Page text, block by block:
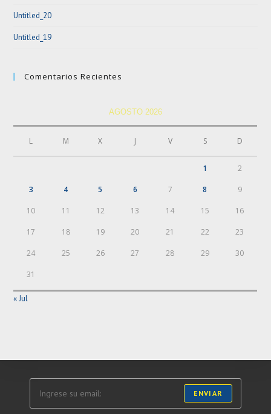
Untitled_20
Untitled_19
Comentarios Recientes
AGOSTO 2026
L M X J V S D
1 2
3 4 5 6 7 8 9
10 11 12 13 14 15 16
17 18 19 20 21 22 23
24 25 26 27 28 29 30
31
« Jul
ENVIAR